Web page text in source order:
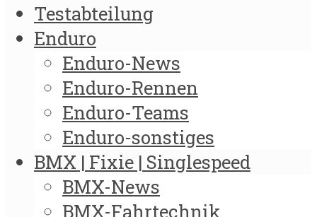
Testabteilung
Enduro
Enduro-News
Enduro-Rennen
Enduro-Teams
Enduro-sonstiges
BMX | Fixie | Singlespeed
BMX-News
BMX-Fahrtechnik